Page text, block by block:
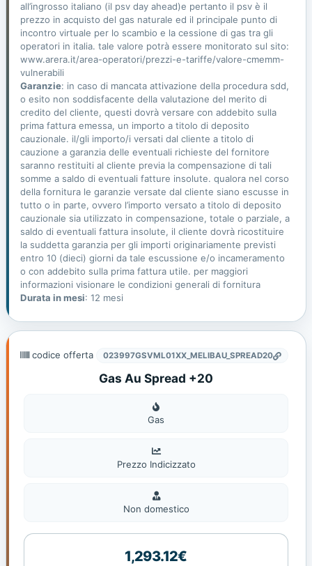
all’ingrosso italiano (il psv day ahead)e pertanto il psv è il
prezzo in acquisto del gas naturale ed il principale punto di
incontro virtuale per lo scambio e la cessione di gas tra gli
operatori in italia. tale valore potrà essere monitorato sul sito:
www.arera.it/area-operatori/prezzi-e-tariffe/valore-cmemm-
vulnerabili
Garanzie: in caso di mancata attivazione della procedura sdd,
o esito non soddisfacente della valutazione del merito di
credito del cliente, questi dovrà versare con addebito sulla
prima fattura emessa, un importo a titolo di deposito
cauzionale. il/gli importo/i versati dal cliente a titolo di
cauzione a garanzia delle eventuali richieste del fornitore
saranno restituiti al cliente previa la compensazione di tali
somme a saldo di eventuali fatture insolute. qualora nel corso
della fornitura le garanzie versate dal cliente siano escusse in
tutto o in parte, ovvero l’importo versato a titolo di deposito
cauzionale sia utilizzato in compensazione, totale o parziale, a
saldo di eventuali fattura insolute, il cliente dovrà ricostituire
la suddetta garanzia per gli importi originariamente previsti
entro 10 (dieci) giorni da tale escussione e/o incameramento
o con addebito sulla prima fattura utile. per maggiori
informazioni visionare le condizioni generali di fornitura
Durata in mesi: 12 mesi
codice offerta 023997GSVML01XX_MELIBAU_SPREAD20
Gas Au Spread +20
Gas
Gas
Prezzo Indicizzato
Non
domestic
Non domestico
1,293.12€